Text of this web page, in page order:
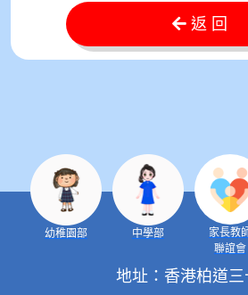
返 回
地址：香港柏道
幼稚園部 中學部
家長教
聯誼會